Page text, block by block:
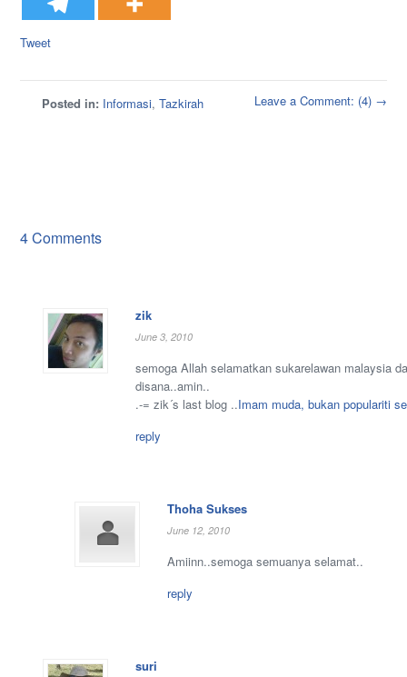
Tweet
Posted in: Informasi,Tazkirah Leave a Comment: (4) →
4 Comments
zik
June 3, 2010
semoga Allah selamatkan sukarelawan malaysia
disana..amin..
.-= zik´s last blog ..Imam muda, bukan populariti
reply
Thoha Sukses
June 12, 2010
Amiinn..semoga semuanya selamat..
reply
suri